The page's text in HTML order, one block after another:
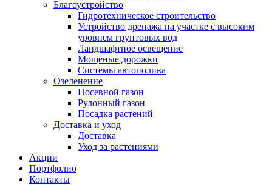
Благоустройство
Гидротехническое строительство
Устройство дренажа на участке с высоким
уровнем грунтовых вод
Ландшафтное освещение
Мощеные дорожки
Системы автополива
Озеленение
Посевной газон
Рулонный газон
Посадка растений
Доставка и уход
Доставка
Уход за растениями
Акции
Портфолио
Контакты